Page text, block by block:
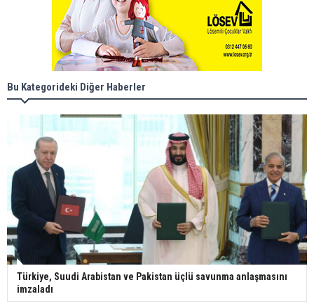
Bu Kategorideki Diğer Haberler
Türkiye, Suudi Arabistan ve Pakistan üçlü savunma anlaşmasını
imzaladı